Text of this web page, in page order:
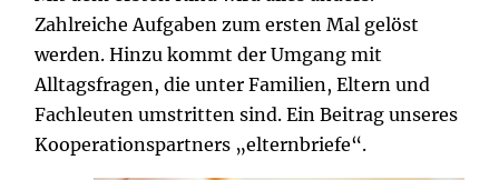
Zahlreiche Aufgaben zum ersten Mal gelöst
werden. Hinzu kommt der Umgang mit
Alltagsfragen, die unter Familien, Eltern und
Fachleuten umstritten sind. Ein Beitrag unseres
Kooperationspartners „elternbriefe“.